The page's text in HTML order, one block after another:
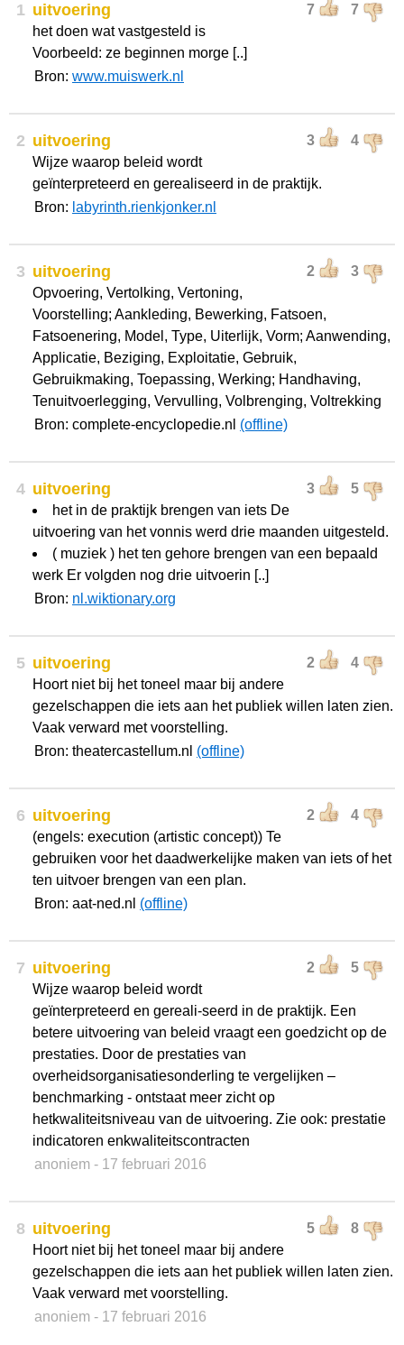
1 7 7
uitvoering
het doen wat vastgesteld is
Voorbeeld: ze beginnen morge [..]
Bron: www.muiswerk.nl
2 3 4
uitvoering
Wijze waarop beleid wordt
geïnterpreteerd en gerealiseerd in de praktijk.
Bron: labyrinth.rienkjonker.nl
3 2 3
uitvoering
Opvoering, Vertolking, Vertoning,
Voorstelling; Aankleding, Bewerking, Fatsoen,
Fatsoenering, Model, Type, Uiterlijk, Vorm; Aanwending,
Applicatie, Beziging, Exploitatie, Gebruik,
Gebruikmaking, Toepassing, Werking; Handhaving,
Tenuitvoerlegging, Vervulling, Volbrenging, Voltrekking
Bron: complete-encyclopedie.nl (offline)
4 3 5
uitvoering
het in de praktijk brengen van iets De
uitvoering van het vonnis werd drie maanden uitgesteld.
( muziek ) het ten gehore brengen van een bepaald
werk Er volgden nog drie uitvoerin [..]
Bron: nl.wiktionary.org
5 2 4
uitvoering
Hoort niet bij het toneel maar bij andere
gezelschappen die iets aan het publiek willen laten zien.
Vaak verward met voorstelling.
Bron: theatercastellum.nl (offline)
6 2 4
uitvoering
(engels: execution (artistic concept)) Te
gebruiken voor het daadwerkelijke maken van iets of het
ten uitvoer brengen van een plan.
Bron: aat-ned.nl (offline)
7 2 5
uitvoering
Wijze waarop beleid wordt
geïnterpreteerd en gereali-seerd in de praktijk. Een
betere uitvoering van beleid vraagt een goedzicht op de
prestaties. Door de prestaties van
overheidsorganisatiesonderling te vergelijken –
benchmarking - ontstaat meer zicht op
hetkwaliteitsniveau van de uitvoering. Zie ook: prestatie
indicatoren enkwaliteitscontracten
anoniem - 17 februari 2016
8 5 8
uitvoering
Hoort niet bij het toneel maar bij andere
gezelschappen die iets aan het publiek willen laten zien.
Vaak verward met voorstelling.
anoniem - 17 februari 2016